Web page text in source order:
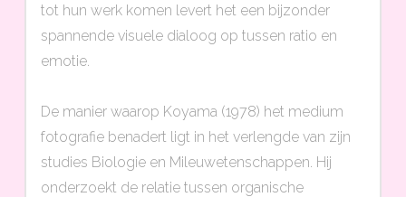
tot hun werk komen levert het een bijzonder
spannende visuele dialoog op tussen ratio en
emotie.
De manier waarop Koyama (1978) het medium
fotografie benadert ligt in het verlengde van zijn
studies Biologie en Mileuwetenschappen. Hij
onderzoekt de relatie tussen organische